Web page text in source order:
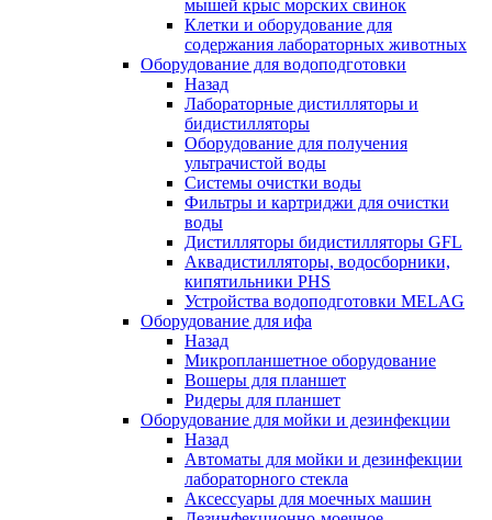
мышей крыс морских свинок
Клетки и оборудование для
содержания лабораторных животных
Оборудование для водоподготовки
Назад
Лабораторные дистилляторы и
бидистилляторы
Оборудование для получения
ультрачистой воды
Системы очистки воды
Фильтры и картриджи для очистки
воды
Дистилляторы бидистилляторы GFL
Аквадистилляторы, водосборники,
кипятильники PHS
Устройства водоподготовки MELAG
Оборудование для ифа
Назад
Микропланшетное оборудование
Вошеры для планшет
Ридеры для планшет
Оборудование для мойки и дезинфекции
Назад
Автоматы для мойки и дезинфекции
лабораторного стекла
Аксессуары для моечных машин